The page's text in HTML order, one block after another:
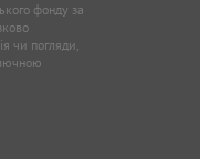
фонду за
чи погляди,